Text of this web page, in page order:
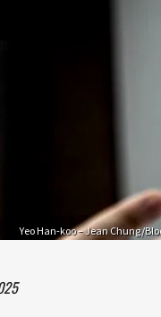
Yeo Han-koo – Jean Chung/